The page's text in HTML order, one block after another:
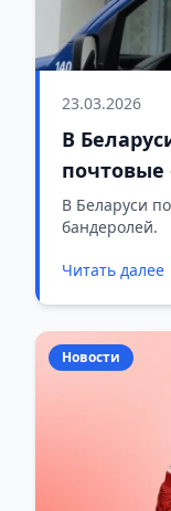
23.03.2026
В
почтовые
цены
В Беларуси
бандеролей.
Читать далее
Новости